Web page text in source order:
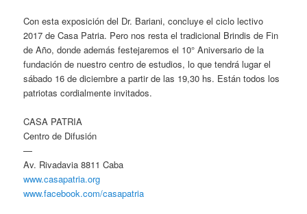
Con esta exposición del Dr. Bariani, concluye el ciclo lectivo
2017 de Casa Patria. Pero nos resta el tradicional Brindis de Fin
de Año, donde además festejaremos el 10° Aniversario de la
fundación de nuestro centro de estudios, lo que tendrá lugar el
sábado 16 de diciembre a partir de las 19,30 hs. Están todos los
patriotas cordialmente invitados.
CASA PATRIA
Centro de Difusión
—
Av. Rivadavia 8811 Caba
www.casapatria.org
www.facebook.com/casapatria